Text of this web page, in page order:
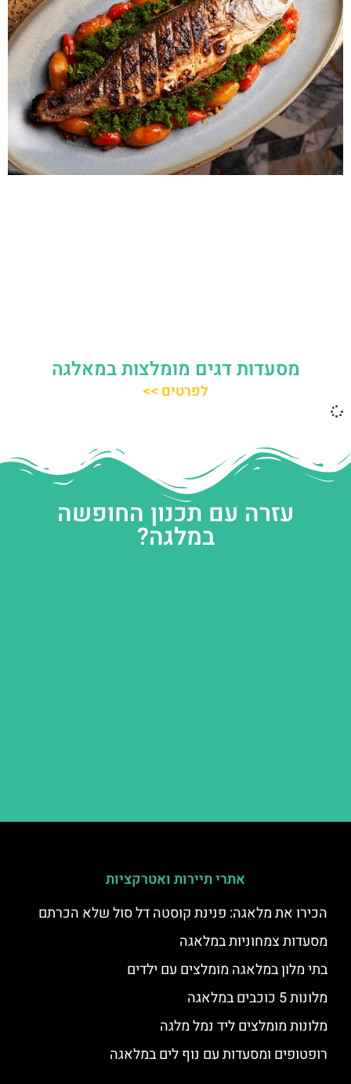
מסעדות דגים מומלצות במאלגה
לפרטים >>
עזרה עם תכנון החופשה
במלגה?
אתרי תיירות ואטרקציות
הכירו את מלאגה: פנינת קוסטה דל סול שלא הכרתם
מסעדות צמחוניות במלאגה
בתי מלון במלאגה מומלצים עם ילדים
מלונות 5 כוכבים במלאגה
מלונות מומלצים ליד נמל מלגה
רופטופים ומסעדות עם נוף לים במלאגה